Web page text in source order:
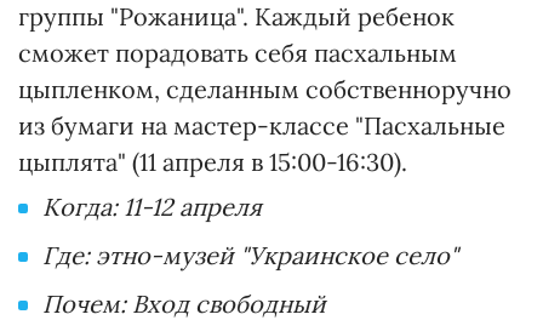
группы "Рожаница". Каждый ребенок
сможет порадовать себя пасхальным
цыпленком, сделанным собственноручно
из бумаги на мастер-классе "Пасхальные
цыплята" (11 апреля в 15:00-16:30).
Когда: 11-12 апреля
Где: этно-музей "Украинское село"
Почем: Вход свободный